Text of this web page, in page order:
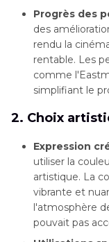
Progrès des
des
rendu la
rentable. Les
comme
simplifiant le
2. Choix
Expression
utiliser la
artistique. La
vibrante et
l'atmosphère
pouvait pas